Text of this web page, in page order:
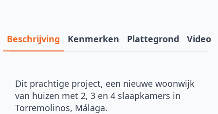
Beschrijving Kenmerken Plattegrond Video
Dit prachtige project, een nieuwe woonwijk
van huizen met 2, 3 en 4 slaapkamers in
Torremolinos, Málaga.